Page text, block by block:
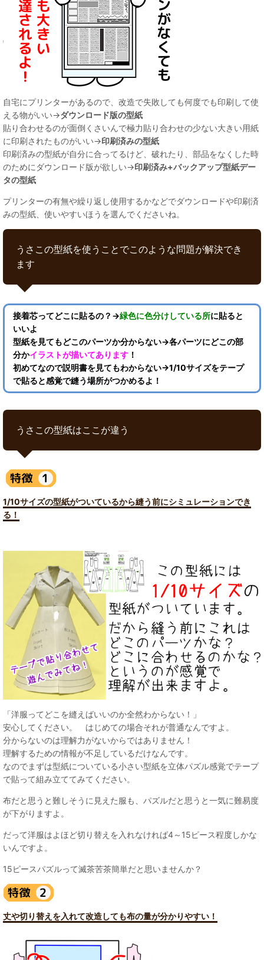
自宅にプリンターがあるので、改造で失敗しても何度でも印刷して使
える物がいい→ダウンロード版の型紙
貼り合わせるのが面倒くさいんで極力貼り合わせの少ない大きい用紙
に印刷されたものがいい→印刷済みの型紙
印刷済みの型紙が自分に合ってるけど、破れたり、部品をなくした時
のためにダウンロード版が欲しい→印刷済み+バックアップ型紙デー
タの型紙
プリンターの有無や繰り返し使用するかなどでダウンロードや印刷済
みの型紙、使いやすいほうを選んでくださいね。
うさこの型紙を使うことでこのような問題が解決でき
ます
接着芯ってどこに貼るの？→緑色に色分けしている所に貼ると
いいよ
型紙を見てもどこのパーツか分からない→各パーツにどこの部
分かイラストが描いてあります ！
初めてなので説明書を見てもわからない→1/10サイズをテープ
で貼ると感覚で縫う場所がつかめるよ！
うさこの型紙はここが違う
1/10サイズの型紙がついているから縫う前にシミュレーションでき
る！
「洋服ってどこを縫えばいいのか全然わからない！」
安心してください。 はじめての場合それが普通なんですよ。
分からないのは理解力がないからではありません！
理解するための情報が不足しているだけなんです。
なのでまずは型紙についている小さい型紙を立体パズル感覚でテープ
で貼って組み立ててみてください。
布だと思うと難しそうに見えた服も、パズルだと思うと一気に難易度
が下がりますよ。
だって洋服はよほど切り替えを入れなければ4～15ピース程度しかな
いんですよ。
15ピースパズルって滅茶苦茶簡単だと思いませんか？
丈や切り替えを入れて改造しても布の量が分かりやすい！